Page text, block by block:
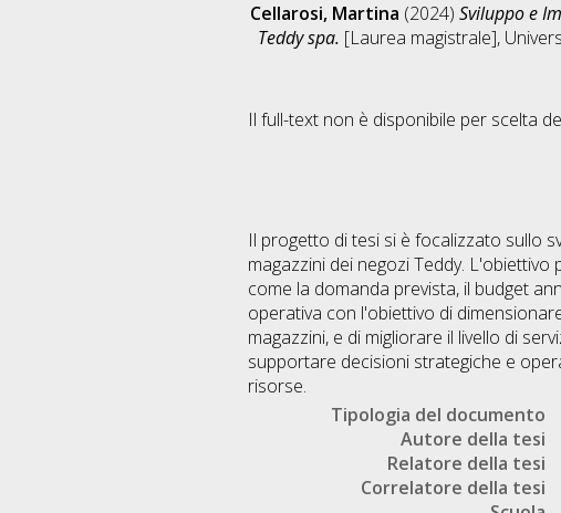
Cellarosi, Martina (2024) Sviluppo e
Teddy spa. [Laurea magistrale],
Il full-text non è disponibile per scelta
Il progetto di tesi si è focalizzato sullo
magazzini dei negozi Teddy.
come la domanda prevista, il budget
operativa con l'obiettivo di
magazzini, e di migliorare il livello di
supportare decisioni strategiche e
risorse.
Tipologia del documento
Autore della tesi
Relatore della tesi
Correlatore della tesi